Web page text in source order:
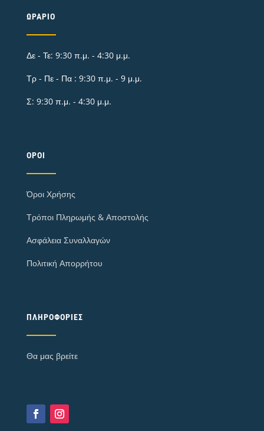
ΩΡΆΡΙΟ
Δε - Τε: 9:30 π.μ. - 4:30 μ.μ.
Τρ - Πε - Πα : 9:30 π.μ. - 9 μ.μ.
Σ: 9:30 π.μ. - 4:30 μ.μ.
ΌΡΟΙ
Όροι Χρήσης
Τρόποι Πληρωμής & Αποστολής
Ασφάλεια Συναλλαγών
Πολιτική Απορρήτου
ΠΛΗΡΟΦΟΡΊΕΣ
Θα μας βρείτε